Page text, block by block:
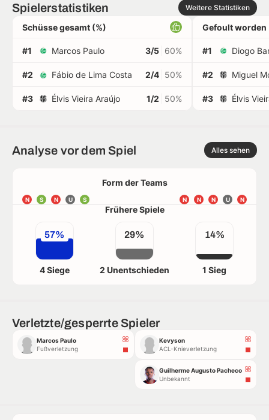
Spielerstatistiken Weitere Statistiken
Schüsse gesamt (%)
#1 Marcos Paulo 3/5 60%
#2 Fábio de Lima Costa 2/4 50%
#3 Élvis Vieira Araújo 1/2 50%
Gefoult worden
#1 Diogo
#2 Miguel
#3 Élvis
Analyse vor dem Spiel Alles sehen
Form der Teams
N S N U S N
U
N
N
N
Frühere Spiele
57%
4 Siege
29%
2 Unentschieden
14%
1 Sieg
Verletzte/gesperrte Spieler
Marcos Paulo
Fußverletzung
Kevyson
ACL-Knieverletzung
Guilherme Augusto Pacheco
Unbekannt